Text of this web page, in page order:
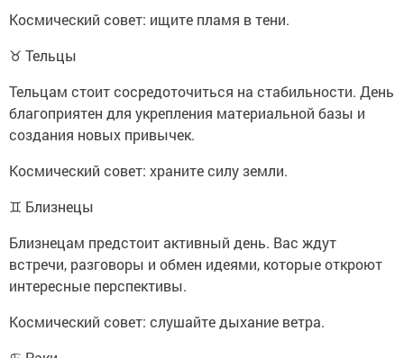
Космический совет: ищите пламя в тени.
♉ Тельцы
Тельцам стоит сосредоточиться на стабильности. День
благоприятен для укрепления материальной базы и
создания новых привычек.
Космический совет: храните силу земли.
♊ Близнецы
Близнецам предстоит активный день. Вас ждут
встречи, разговоры и обмен идеями, которые откроют
интересные перспективы.
Космический совет: слушайте дыхание ветра.